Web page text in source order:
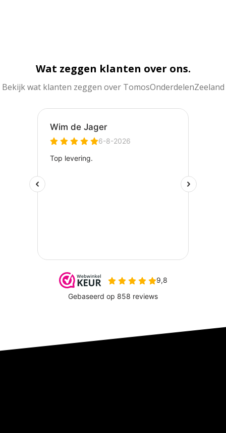
Wat zeggen klanten over ons.
Bekijk wat klanten zeggen over TomosOnderdelenZeeland